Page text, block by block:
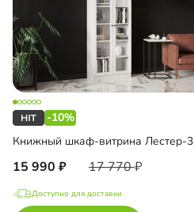
-10%
Книжный шкаф-витрина Лестер-3
15 990 17 770
Доступно для доставки